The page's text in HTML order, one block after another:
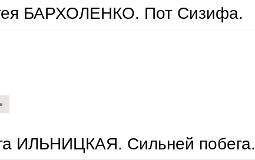
БАРХОЛЕНКО. Пот Сизифа.
ИЛЬНИЦКАЯ. Сильней побега.